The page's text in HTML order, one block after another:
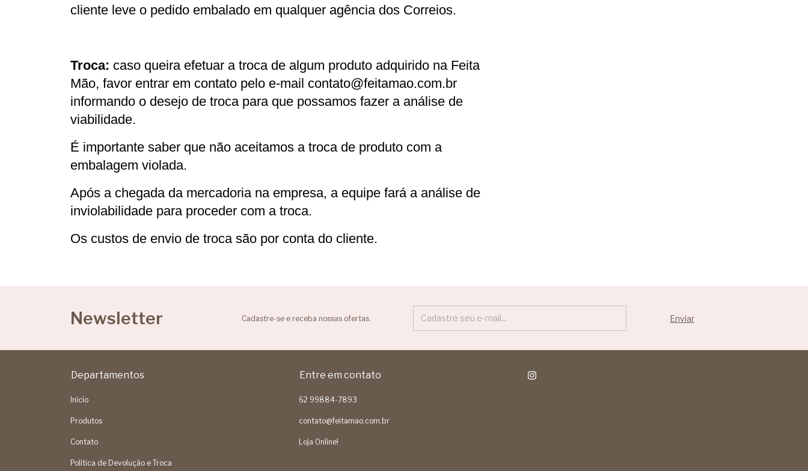
cliente leve o pedido embalado em qualquer agência dos Correios.
Troca: caso queira efetuar a troca de algum produto adquirido na Feita
Mão, favor entrar em contato pelo e-mail contato@feitamao.com.br
informando o desejo de troca para que possamos fazer a análise de
viabilidade.
É importante saber que não aceitamos a troca de produto com a
embalagem violada.
Após a chegada da mercadoria na empresa, a equipe fará a análise de
inviolabilidade para proceder com a troca.
Os custos de envio de troca são por conta do cliente.
Newsletter Cadastre-se e receba nossas ofertas.
Departamentos
Início
Produtos
Contato
Política de Devolução e Troca
Entre em contato
62 99884-7893
contato@feitamao.com.br
Loja Online!